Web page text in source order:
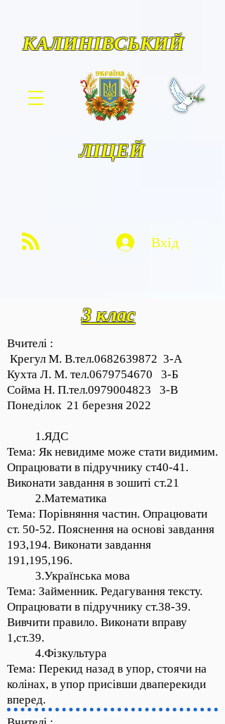
ЛІЦЕЙ
КАЛИНІВСЬКИЙ
Вхід
3 клас
Вчителі :
Крегул М. В.тел.0682639872 3-А
Кухта Л. М. тел.0679754670 3-Б
Сойма Н. П.тел.0979004823 3-В
Понеділок 21 березня 2022
1.ЯДС
Тема: Як невидиме може стати видимим.
Опрацювати в підручнику ст40-41.
Виконати завдання в зошиті ст.21
2.Математика
Тема: Порівняння частин. Опрацювати
ст. 50-52. Пояснення на основі завдання
193,194. Виконати завдання
191,195,196.
3.Українська мова
Тема: Займенник. Редагування тексту.
Опрацювати в підручнику ст.38-39.
Вивчити правило. Виконати вправу
1,ст.39.
4.Фізкультура
Тема: Перекид назад в упор, стоячи на
колінах, в упор присівши дваперекиди
вперед.